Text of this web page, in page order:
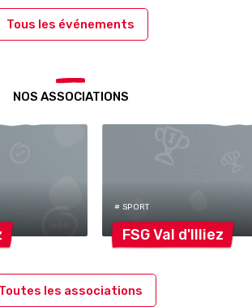
Tous les événements
NOS ASSOCIATIONS
# SPORT
FSG Val d'Illiez
Toutes les associations